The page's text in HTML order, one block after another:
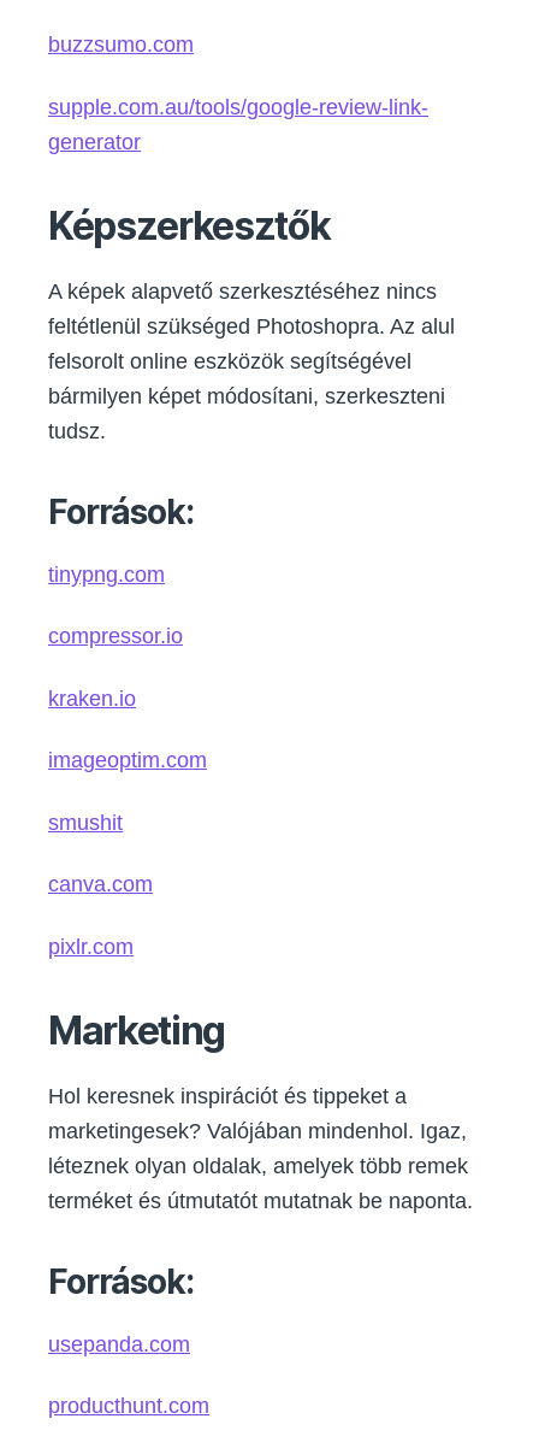
buzzsumo.com
supple.com.au/tools/google-review-link-
generator
Képszerkesztők
A képek alapvető szerkesztéséhez nincs
feltétlenül szükséged Photoshopra. Az alul
felsorolt online eszközök segítségével
bármilyen képet módosítani, szerkeszteni
tudsz.
Források:
tinypng.com
compressor.io
kraken.io
imageoptim.com
smushit
canva.com
pixlr.com
Marketing
Hol keresnek inspirációt és tippeket a
marketingesek? Valójában mindenhol. Igaz,
léteznek olyan oldalak, amelyek több remek
terméket és útmutatót mutatnak be naponta.
Források:
usepanda.com
producthunt.com